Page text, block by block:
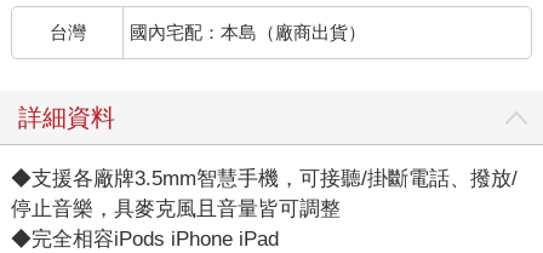
台灣 國內宅配：本島（廠商出貨）
詳細資料
◆支援各廠牌3.5mm智慧手機，可接聽/掛斷電話、撥放/
停止音樂，具麥克風且音量皆可調整
◆完全相容iPods iPhone iPad